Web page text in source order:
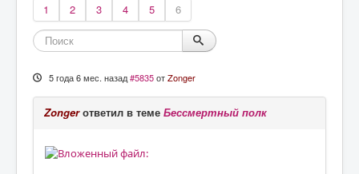
1 2 3 4 5 6
5 года 6 мес. назад #5835 отZonger
Zongerответил в теме Бессмертный полк